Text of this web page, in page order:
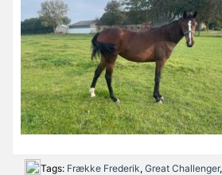
Tags: Frække Frederik, Great Challenger,